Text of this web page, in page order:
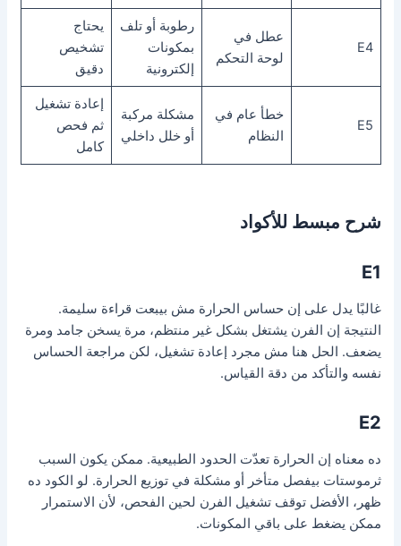
E4
عطل في
لوحة التحكم
رطوبة أو تلف
بمكونات
إلكترونية
يحتاج
تشخيص
دقيق
E5
خطأ عام في
النظام
مشكلة مركبة
أو خلل داخلي
إعادة تشغيل
ثم فحص
كامل
شرح مبسط للأكواد
E1
غالبًا يدل على إن حساس الحرارة مش بيبعت قراءة سليمة.
النتيجة إن الفرن يشتغل بشكل غير منتظم، مرة يسخن جامد ومرة
يضعف. الحل هنا مش مجرد إعادة تشغيل، لكن مراجعة الحساس
نفسه والتأكد من دقة القياس.
E2
ده معناه إن الحرارة تعدّت الحدود الطبيعية. ممكن يكون السبب
ثرموستات بيفصل متأخر أو مشكلة في توزيع الحرارة. لو الكود ده
ظهر، الأفضل توقف تشغيل الفرن لحين الفحص، لأن الاستمرار
ممكن يضغط على باقي المكونات.